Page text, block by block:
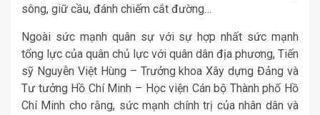
sông, giữ cầu, đánh chiếm cắt đường…
Ngoài sức mạnh quân sự với sự hợp nhất sức mạnh
tổng lực của quân chủ lực với quân dân địa phương, Tiến
sỹ Nguyễn Việt Hùng – Trưởng khoa Xây dựng Đảng và
Tư tưởng Hồ Chí Minh – Học viện Cán bộ Thành phố Hồ
Chí Minh cho rằng, sức mạnh chính trị của nhân dân và